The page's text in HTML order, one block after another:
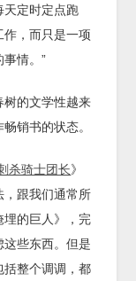
天定时定点跑
，而只是一项
情。”
树的文学性越来
销书的状态。
杀骑士团长》
，跟我们通常所
埋的巨人》，完
些东西。但是
括整个调调，都